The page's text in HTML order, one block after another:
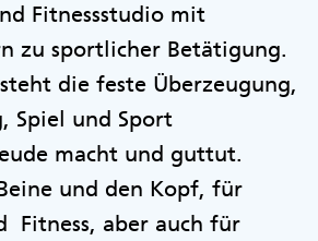
Fitnessstudio mit
zu sportlicher Betätigung.
die feste Überzeugung,
Spiel und Sport
macht und guttut.
und den Kopf, für
Fitness, aber auch für